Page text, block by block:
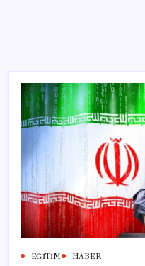
content
EĞITIM HABER